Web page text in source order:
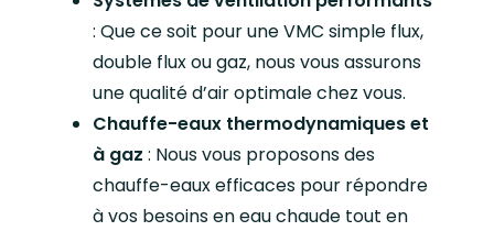
: Que ce soit pour une VMC simple flux,
double flux ou gaz, nous vous assurons
une qualité d’air optimale chez vous.
Chauffe-eaux thermodynamiques et
à gaz : Nous vous proposons des
chauffe-eaux efficaces pour répondre
à vos besoins en eau chaude tout en